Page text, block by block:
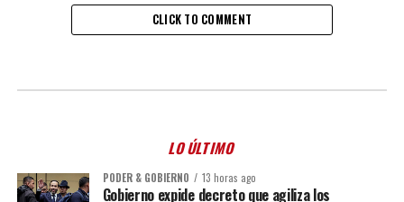
CLICK TO COMMENT
LO ÚLTIMO
PODER & GOBIERNO 13 horas ago
Gobierno expide decreto que agiliza los